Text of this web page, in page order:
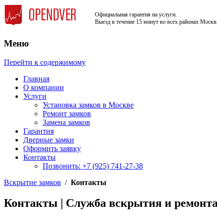
Официальная гарантия на услуги.
Выезд в течение 15 минут во всех районах
Служба вскрытия и ремонта
Меню
Перейти к содержимому
Главная
О компании
Услуги
Установка замков в Москве
Ремонт замков
Замена замков
Гарантия
Дверные замки
Оформить заявку
Контакты
Позвонить: +7 (925) 741-27-38
Вскрытие замков / Контакты
Контакты | Служба вскрытия и